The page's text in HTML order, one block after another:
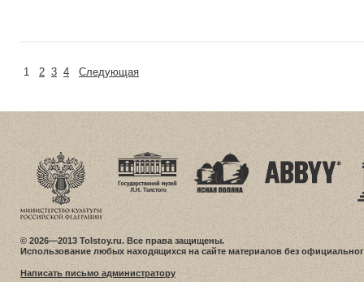
1 2 3 4 Следующая
© 2026—2013 Tolstoy.ru. Все права защищены.
Использование любых находящихся на сайте материалов без
Написать письмо администратору